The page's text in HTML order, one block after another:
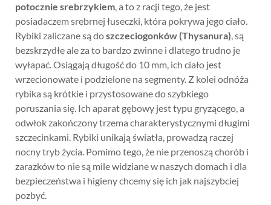
potocznie srebrzykiem, a to z racji tego, że jest
posiadaczem srebrnej łuseczki, która pokrywa jego ciało.
Rybiki zaliczane są doszczeciogonków (Thysanura), są
bezskrzydłe ale za to bardzo zwinne i dlatego trudno je
wyłapać. Osiągają długość do 10 mm, ich ciało jest
wrzecionowate i podzielone na segmenty. Z kolei odnóża
rybika są krótkie i przystosowane do szybkiego
poruszania się. Ich aparat gębowy jest typu gryzącego, a
odwłok zakończony trzema charakterystycznymi długimi
szczecinkami. Rybiki unikają światła, prowadzą raczej
nocny tryb życia. Pomimo tego, że nie przenoszą chorób i
zarazków to nie są mile widziane w naszych domach i dla
bezpieczeństwa i higieny chcemy się ich jak najszybciej
pozbyć.